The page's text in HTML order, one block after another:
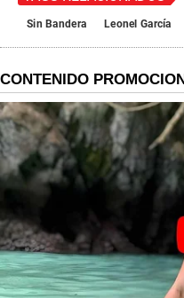
Sin Bandera Leonel García